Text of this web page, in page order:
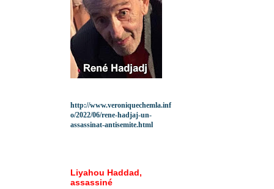
http://www.veroniquechemla.inf
o/2022/06/rene-hadjaj-un-
assassinat-antisemite.html
Liyahou Haddad,
assassiné